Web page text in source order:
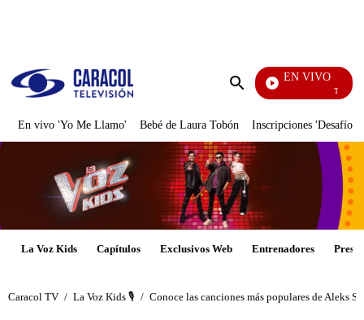
Enviar
EN VIVO
También Caerás
En vivo 'Yo Me Llamo' Bebé de Laura Tobón Inscripciones 'Desafío'
La Voz Kids Capítulos Exclusivos Web Entrenadores
Caracol TV / La Voz Kids 🎙️ / Conoce las canciones más populares de Aleks